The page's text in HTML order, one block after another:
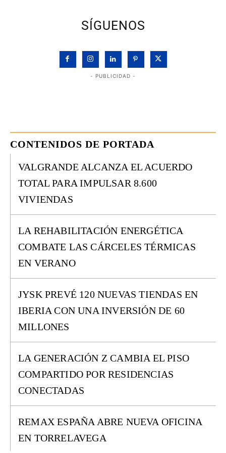
SÍGUENOS
- PUBLICIDAD -
CONTENIDOS DE PORTADA
VALGRANDE ALCANZA EL ACUERDO
TOTAL PARA IMPULSAR 8.600
VIVIENDAS
LA REHABILITACIÓN ENERGÉTICA
COMBATE LAS CÁRCELES TÉRMICAS
EN VERANO
JYSK PREVÉ 120 NUEVAS TIENDAS EN
IBERIA CON UNA INVERSIÓN DE 60
MILLONES
LA GENERACIÓN Z CAMBIA EL PISO
COMPARTIDO POR RESIDENCIAS
CONECTADAS
REMAX ESPAÑA ABRE NUEVA OFICINA
EN TORRELAVEGA